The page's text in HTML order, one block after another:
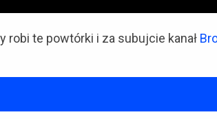
robi te powtórki i za subujcie kanał